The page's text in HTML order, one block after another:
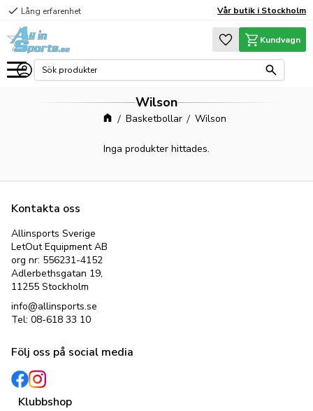
Meny
check Lång erfarenhet Vår butik i Stockholm
Favoriter
Kundvagn
Wilson
Basketbollar Wilson
Inga produkter hittades.
Kontakta oss
Allinsports Sverige
LetOut Equipment AB
org nr: 556231-4152
Adlerbethsgatan 19,
11255 Stockholm
info@allinsports.se
Tel: 08-618 33 10
Följ oss på social media
Klubbshop